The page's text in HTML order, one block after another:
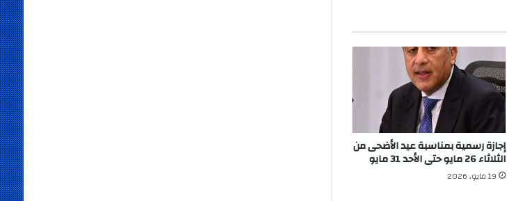
إجازة رسمية بمناسبة عيد الأضحى من
الثلاثاء 26 مايو حتى الأحد 31 مايو
19 مايو، 2026